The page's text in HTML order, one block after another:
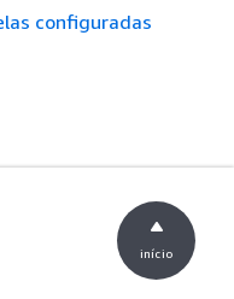
configuradas
início